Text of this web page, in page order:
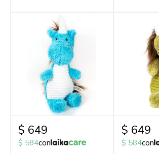
$ 649
$ 584con
$ 649
$ 584con